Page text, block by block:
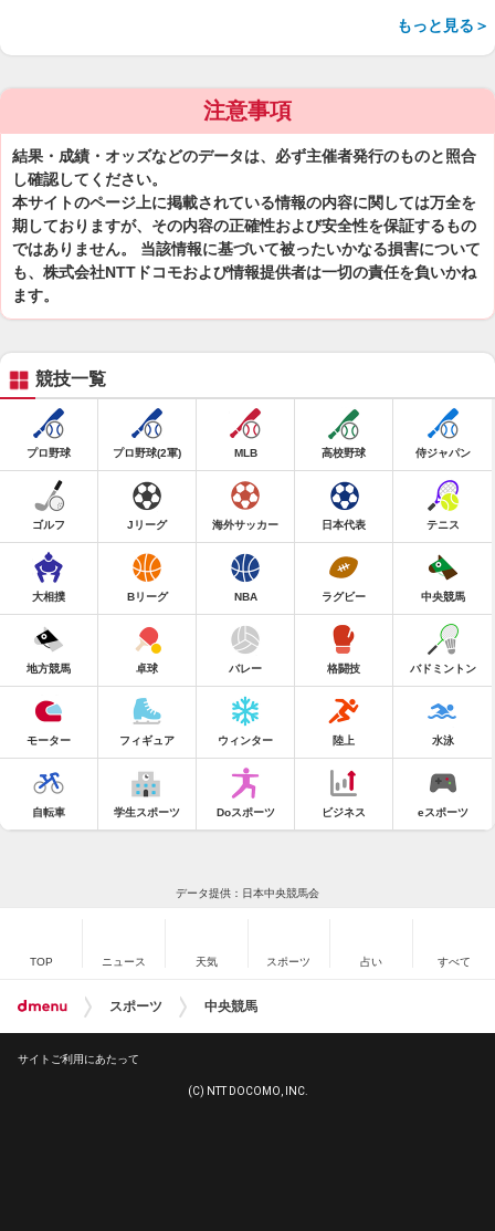
もっと見る＞
注意事項
結果・成績・オッズなどのデータは、必ず主催者発行のものと照合
し確認してください。
本サイトのページ上に掲載されている情報の内容に関しては万全を
期しておりますが、その内容の正確性および安全性を保証するもの
ではありません。 当該情報に基づいて被ったいかなる損害について
も、株式会社NTTドコモおよび情報提供者は一切の責任を負いかね
ます。
競技一覧
プロ野球 プロ野球(2軍) MLB 高校野球 侍ジャパン
ゴルフ Jリーグ 海外サッカー 日本代表 テニス
大相撲 Bリーグ NBA ラグビー 中央競馬
地方競馬 卓球 バレー 格闘技 バドミントン
モーター フィギュア ウィンター 陸上 水泳
自転車 学生スポーツ Doスポーツ ビジネス eスポーツ
データ提供：日本中央競馬会
TOP ニュース 天気 スポーツ 占い すべて
スポーツ 中央競馬
サイトご利用にあたって
(C) NTT DOCOMO, INC.